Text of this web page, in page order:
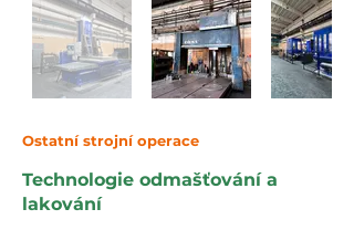
Ostatní strojní operace
Technologie odmašťování a
lakování